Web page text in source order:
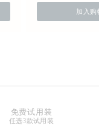
加入购
免费试用装
任选3款试用装